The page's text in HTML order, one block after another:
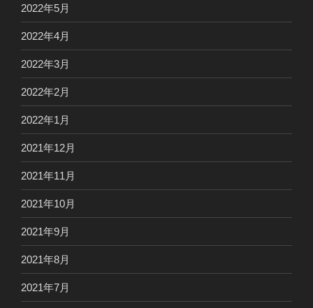
2022年5月
2022年4月
2022年3月
2022年2月
2022年1月
2021年12月
2021年11月
2021年10月
2021年9月
2021年8月
2021年7月